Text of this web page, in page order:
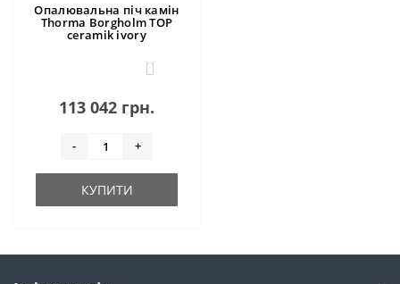
Опалювальна піч камін
Thorma Borgholm TOP
ceramik ivory
0
113 042 грн.
- +
КУПИТИ